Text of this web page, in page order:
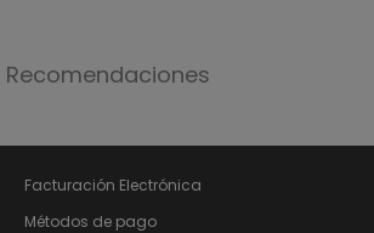
Recomendaciones
Facturación Electrónica
Métodos de pago